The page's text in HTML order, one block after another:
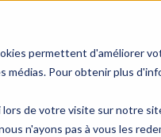
permettent d'améliorer
médias. Pour obtenir plus
de votre visite sur notre
n'ayons pas à vous les